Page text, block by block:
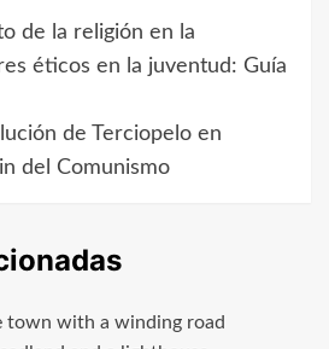
de la religión en la
éticos en la juventud: Guía
de Terciopelo en
del Comunismo